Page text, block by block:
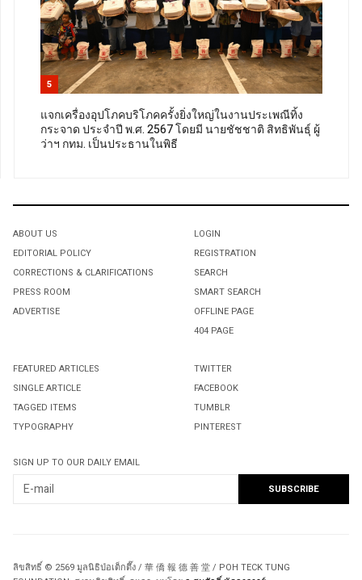
5
แจกเครื่องอุปโภคบริโภคครั้งยิ่งใหญ่ในงานประเพณีทิ้ง
กระจาด ประจำปี พ.ศ. 2567 โดยมี นายชัชชาติ สิทธิพันธุ์ ผู้
ว่าฯ กทม. เป็นประธานในพิธี
ABOUT US
EDITORIAL POLICY
CORRECTIONS & CLARIFICATIONS
PRESS ROOM
ADVERTISE
LOGIN
REGISTRATION
SEARCH
SMART SEARCH
OFFLINE PAGE
404 PAGE
FEATURED ARTICLES
SINGLE ARTICLE
TAGGED ITEMS
TYPOGRAPHY
TWITTER
FACEBOOK
TUMBLR
PINTEREST
SIGN UP TO OUR DAILY EMAIL
ลิขสิทธิ์ © 2569 มูลนิธิป่อเต็กตึ๊ง / 華 僑 報 德 善 堂 / POH TECK TUNG